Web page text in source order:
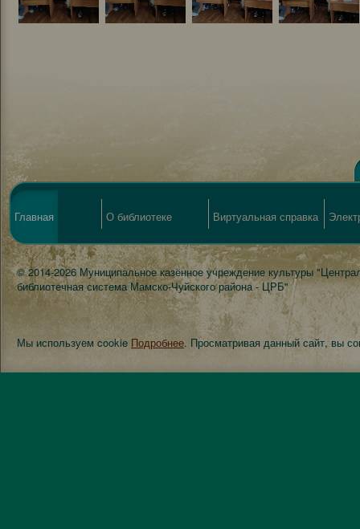
Главная О библиотеке Виртуальная справка
© 2014-2026 Муниципальное казённое учреждение культуры
библиотечная система Мамско-Чуйского района - ЦРБ"
Мы используем cookie Подробнее. Просматривая данный сайт, вы